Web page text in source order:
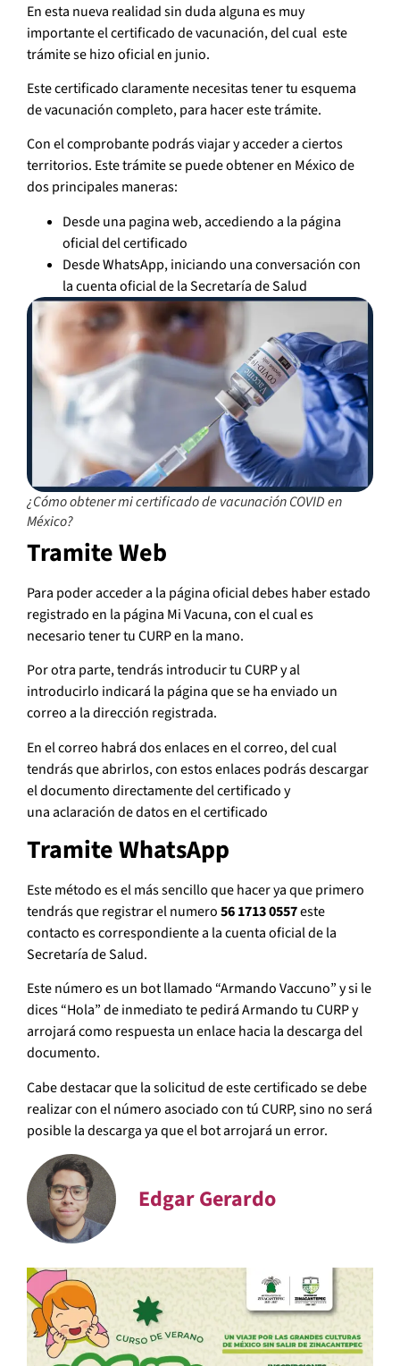
En esta nueva realidad sin duda alguna es muy
importante el certificado de vacunación, del cual este
trámite se hizo oficial en junio.
Este certificado claramente necesitas tener tu esquema
de vacunación completo, para hacer este trámite.
Con el comprobante podrás viajar y acceder a ciertos
territorios. Este trámite se puede obtener en México de
dos principales maneras:
Desde una pagina web, accediendo a la página
oficial del certificado
Desde WhatsApp, iniciando una conversación con
la cuenta oficial de la Secretaría de Salud
¿Cómo obtener mi certificado de vacunación COVID en
México?
Tramite Web
Para poder acceder a la página oficial debes haber estado
registrado en la página Mi Vacuna, con el cual es
necesario tener tu CURP en la mano.
Por otra parte, tendrás introducir tu CURP y al
introducirlo indicará la página que se ha enviado un
correo a la dirección registrada.
En el correo habrá dos enlaces en el correo, del cual
tendrás que abrirlos, con estos enlaces podrás descargar
el documento directamente del certificado y
una aclaración de datos en el certificado
Tramite WhatsApp
Este método es el más sencillo que hacer ya que primero
tendrás que registrar el numero56 1713 0557este
contacto es correspondiente a la cuenta oficial de la
Secretaría de Salud.
Este número es un bot llamado “Armando Vaccuno” y si le
dices “Hola” de inmediato te pedirá Armando tu CURP y
arrojará como respuesta un enlace hacia la descarga del
documento.
Cabe destacar que la solicitud de este certificado se debe
realizar con el número asociado con tú CURP, sino no será
posible la descarga ya que el bot arrojará un error.
Edgar Gerardo